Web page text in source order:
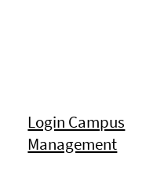
Login Campus
Management